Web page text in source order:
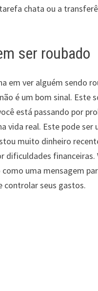
chata ou a
ser roubado
em ver alguém sendo
é um bom sinal. Este
está passando por
vida real. Este pode ser
muito dinheiro
dificuldades financeiras.
como uma mensagem
controlar seus gastos.